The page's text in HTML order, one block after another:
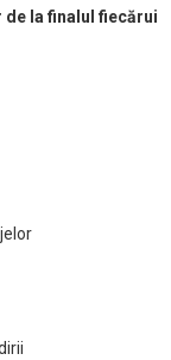
la finalul fiecărui